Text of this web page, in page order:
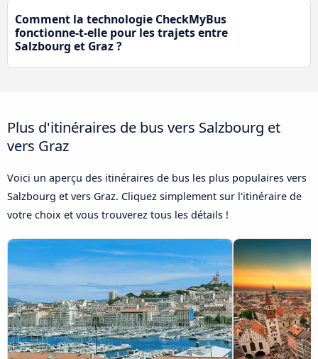
Comment la technologie CheckMyBus
fonctionne-t-elle pour les trajets entre
Salzbourg et Graz ?
Plus d'itinéraires de bus vers Salzbourg et
vers Graz
Voici un aperçu des itinéraires de bus les plus populaires vers
Salzbourg et vers Graz. Cliquez simplement sur l'itinéraire de
votre choix et vous trouverez tous les détails !